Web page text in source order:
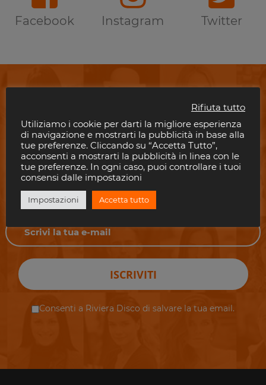
Facebook Instagram Twitter
Non perderti i tuoi eventi
preferiti in Riviera!
Scrivi il tuo indirizzo email per rimanere aggiornato con gli eventi nelle
discoteche della riviera.
È gratis!. E puoi disiscriverti quando vuoi.
ISCRIVITI
Consenti a Riviera Disco di salvare la tua email.
Rifiuta tutto
Utiliziamo i cookie per darti la migliore esperienza
di navigazione e mostrarti la pubblicità in base alla
tue preferenze. Cliccando su “Accetta Tutto”,
acconsenti a mostrarti la pubblicità in linea con le
tue preferenze. In ogni caso, puoi controllare i tuoi
consensi dalle impostazioni
Impostazioni Accetta tutto